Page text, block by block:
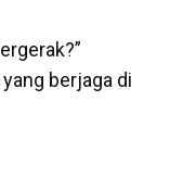
berjaga di